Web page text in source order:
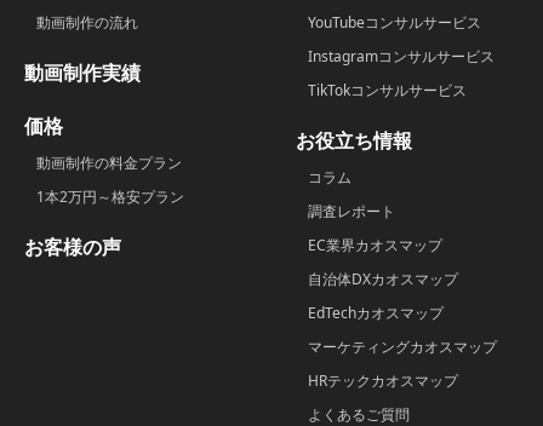
動画制作の流れ
動画制作実績
価格
動画制作の料金プラン
1本2万円～格安プラン
お客様の声
YouTubeコンサルサービス
Instagramコンサルサービス
TikTokコンサルサービス
お役立ち情報
コラム
調査レポート
EC業界カオスマップ
自治体DXカオスマップ
EdTechカオスマップ
マーケティングカオスマップ
HRテックカオスマップ
よくあるご質問